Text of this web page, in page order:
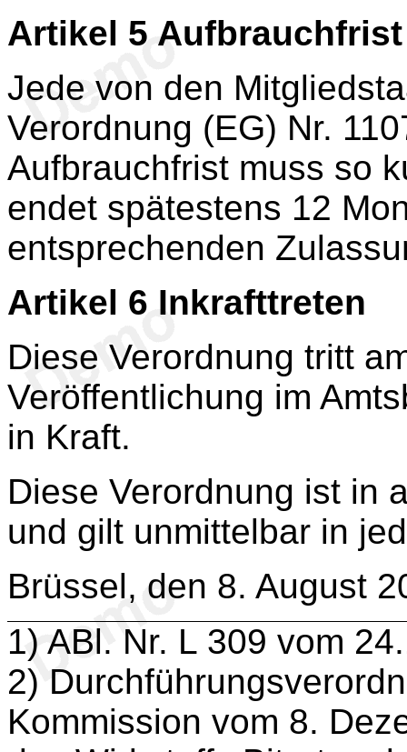
Artikel 5 Aufbrauchfrist
Jede von den
Verordnung (EG) Nr.
Aufbrauchfrist muss so
endet spätestens 12
entsprechenden
Artikel 6 Inkrafttreten
Diese Verordnung tritt
Veröffentlichung im
in Kraft.
Diese Verordnung ist in
und gilt unmittelbar in
Brüssel, den 8. August
1) ABl. Nr. L 309 vom
2)
Kommission vom 8.